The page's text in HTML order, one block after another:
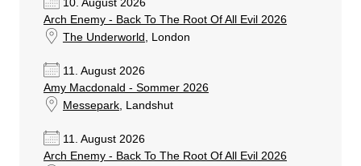
10. August 2026
Arch Enemy - Back To The Root Of All Evil 2026
The Underworld
, London
11. August 2026
Amy Macdonald - Sommer 2026
Messepark, Landshut
11. August 2026
Arch Enemy - Back To The Root Of All Evil 2026